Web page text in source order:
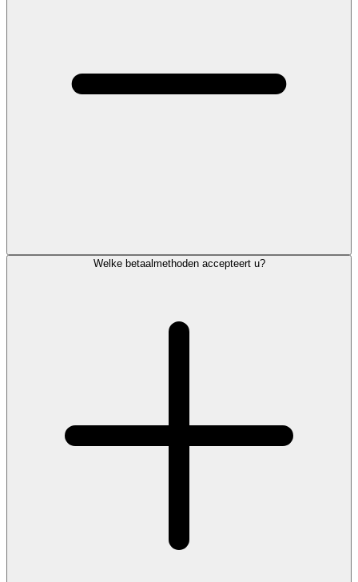
Welke betaalmethoden accepteert u?